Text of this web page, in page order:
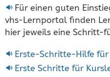
Für einen guten
vhs-Lernportal finden
hier jeweils eine Schritt-
Erste-Schritte-Hilfe
Erste Schritte für